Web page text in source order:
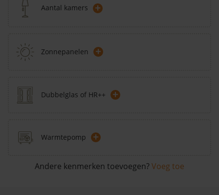
Aantal kamers +
Zonnepanelen +
Dubbelglas of HR++ +
Warmtepomp +
Andere kenmerken toevoegen? Voeg toe